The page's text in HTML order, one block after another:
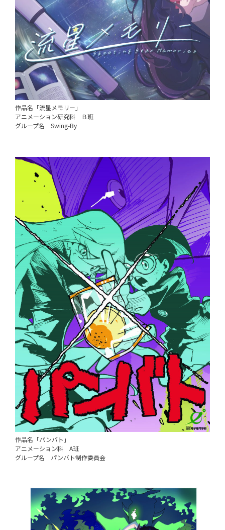
作品名「流星メモリー」
アニメーション研究科 Ｂ班
グループ名 Swing-By
作品名「パンバト」
アニメーション科 A班
グループ名 パンバト制作委員会